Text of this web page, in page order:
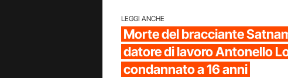
LEGGI ANCHE
Morte del bracciante
datore di lavoro Antonello
condannato a 16 anni